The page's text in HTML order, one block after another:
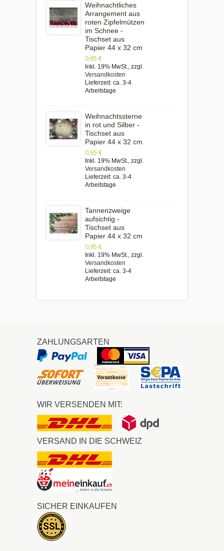
Weihnachtliches
Arrangement aus
roten Zipfelmützen
im Schnee -
Tischset aus
Papier 44 x 32 cm
0,95 €
Inkl. 19% MwSt. zzgl.
Versandkosten
Lieferzeit: ca. 3-4
Arbeitstage
Weihnachtssterne
in rot und Silber -
Tischset aus
Papier 44 x 32 cm
0,95 €
Inkl. 19% MwSt. zzgl.
Versandkosten
Lieferzeit: ca. 3-4
Arbeitstage
Tannenzweige
aufsichtig -
Tischset aus
Papier 44 x 32 cm
0,95 €
Inkl. 19% MwSt. zzgl.
Versandkosten
Lieferzeit: ca. 3-4
Arbeitstage
ZAHLUNGSARTEN
WIR VERSENDEN MIT:
VERSAND IN DIE SCHWEIZ
SICHER EINKAUFEN